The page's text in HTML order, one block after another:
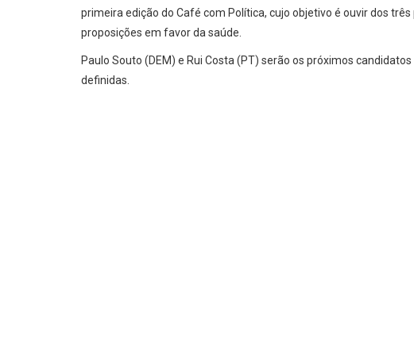
primeira edição do Café com Política, cujo objetivo é ouvir dos
proposições em favor da saúde.
Paulo Souto (DEM) e Rui Costa (PT) serão os próximos
definidas.